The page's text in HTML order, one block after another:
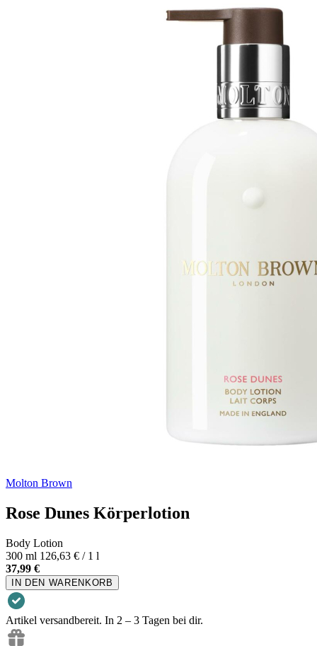
Molton Brown
Rose Dunes Körperlotion
Body Lotion
300 ml 126,63 € / 1 l
37,99 €
IN DEN WARENKORB
Artikel versandbereit. In 2 – 3 Tagen bei dir.